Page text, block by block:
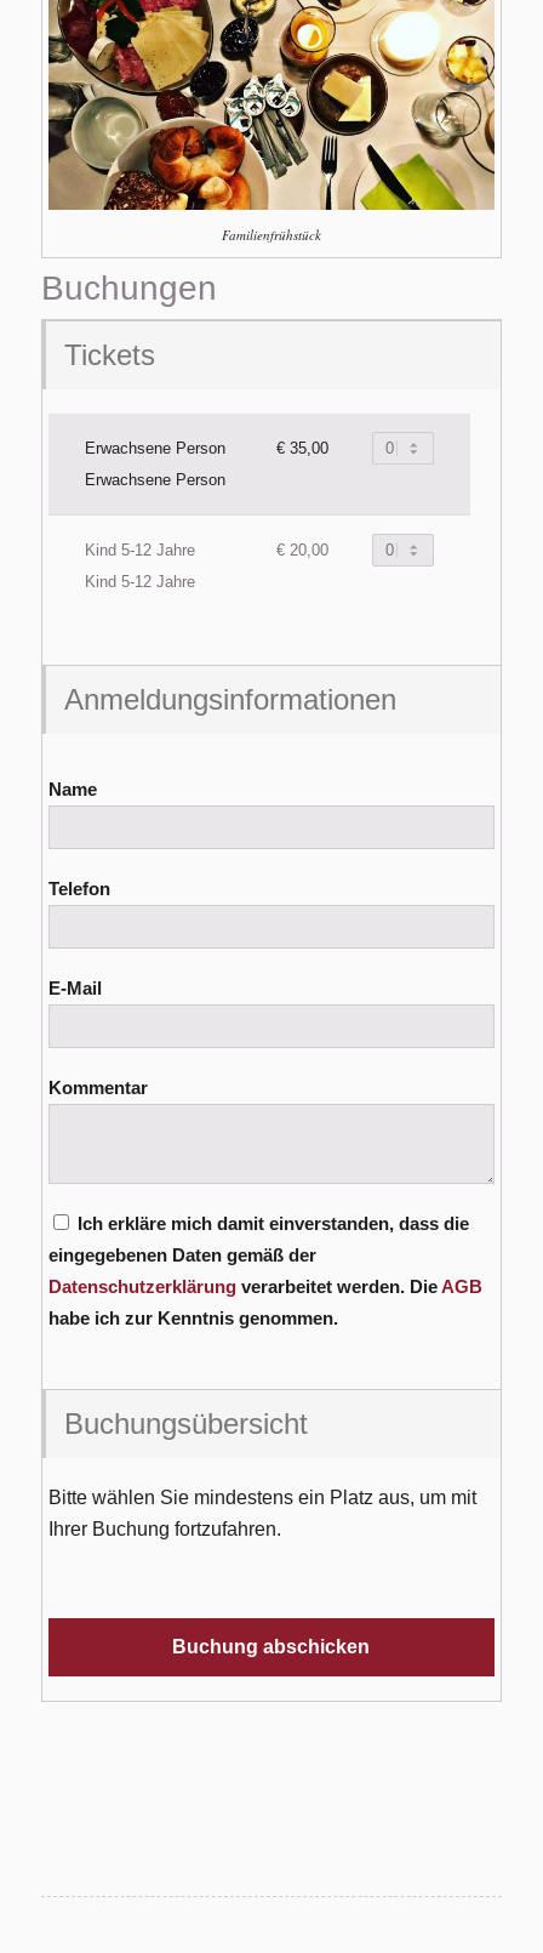
Familienfrühstück
Buchungen
Tickets
Erwachsene Person
Erwachsene Person
€ 35,00
Kind 5-12 Jahre
Kind 5-12 Jahre
€ 20,00
Anmeldungsinformationen
Name
Telefon
E-Mail
Kommentar
Ich erkläre mich damit einverstanden, dass die
eingegebenen Daten gemäß der
Datenschutzerklärungverarbeitet werden. DieAGB
habe ich zur Kenntnis genommen.
Buchungsübersicht
Bitte wählen Sie mindestens ein Platz aus, um mit
Ihrer Buchung fortzufahren.